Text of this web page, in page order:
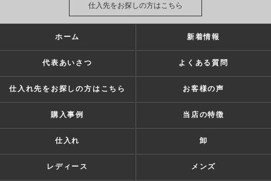
仕入先をお探しの方はこちら
ホーム 新着情報
代表あいさつ よくある質問
仕入れ先をお探しの方はこちら お客様の声
購入事例 当店の特徴
仕入れ 卸
レディース メンズ